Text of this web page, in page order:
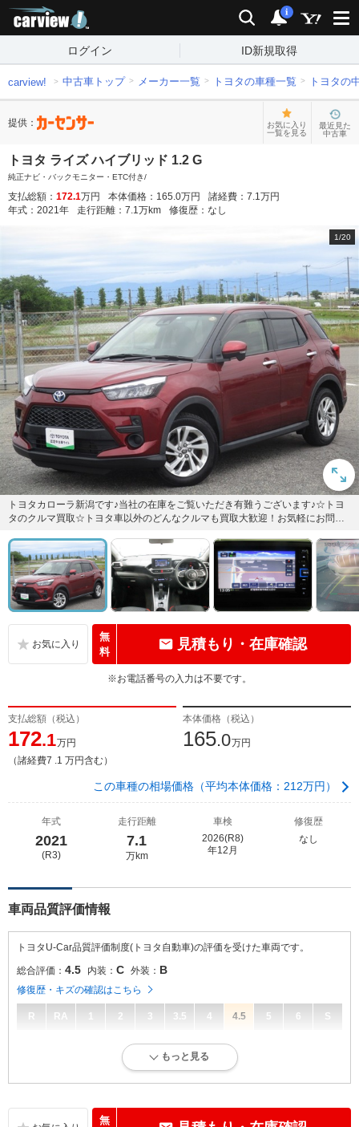
検索 通知
i
ログイン ID新規取得
carview! 中古車トップ メーカー一覧 トヨタの車種一覧 トヨタの
提供：
お気に入り
一覧を見る
最近見た
中古車
トヨタ ライズ ハイブリッド 1.2 G
純正ナビ・バックモニター・ETC付き/
支払総額： 172.1万円 本体価格： 165.0万円 諸経費： 7.1万円
年式： 2021年 走行距離： 7.1万km 修復歴： なし
1/20
トヨタカローラ新潟です♪当社の在庫をご覧いただき有難うございます♪☆トヨ
タのクルマ買取☆トヨタ車以外のどんなクルマも買取大歓迎！お気軽にお問い
無
料
見積もり・在庫確認
※お電話番号の入力は不要です。
支払総額（税込）
172.1万円
（諸経費7 .1 万円含む）
本体価格（税込）
165.0万円
この車種の相場価格（平均本体価格：212万円）
年式
2021
(R3)
走行距離
7.1
万km
車検
2026(R8)
年12月
修復歴
なし
車両品質評価情報
トヨタU-Car品質評価制度(トヨタ自動車)の評価を受けた車両です。
総合評価： 4.5 内装： C 外装： B
修復歴・キズの確認はこちら
R RA 1 2 3 3.5 4 4.5 5 6 S
走行距離が10万キロ以内で、きれいな状態です。
標準的に使用されていて、気になる使用感やいたみが若干あります。
もっと見る
無